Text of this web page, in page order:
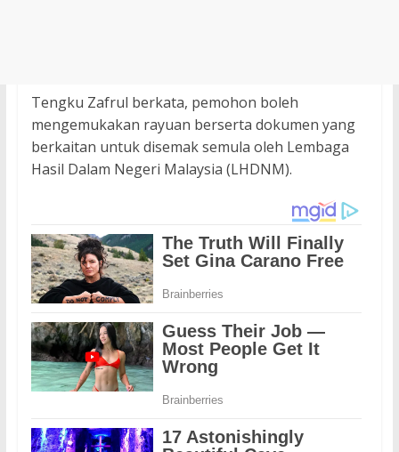
Tengku Zafrul berkata, pemohon boleh
mengemukakan rayuan berserta dokumen yang
berkaitan untuk disemak semula oleh Lembaga
Hasil Dalam Negeri Malaysia (LHDNM).